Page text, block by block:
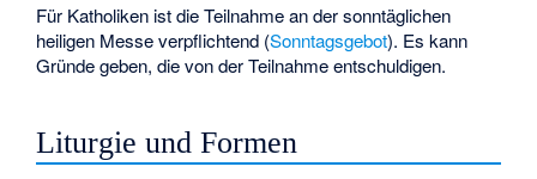
Für Katholiken ist die Teilnahme an der sonntäglichen
heiligen Messe verpflichtend (Sonntagsgebot). Es kann
Gründe geben, die von der Teilnahme entschuldigen.
Liturgie und Formen